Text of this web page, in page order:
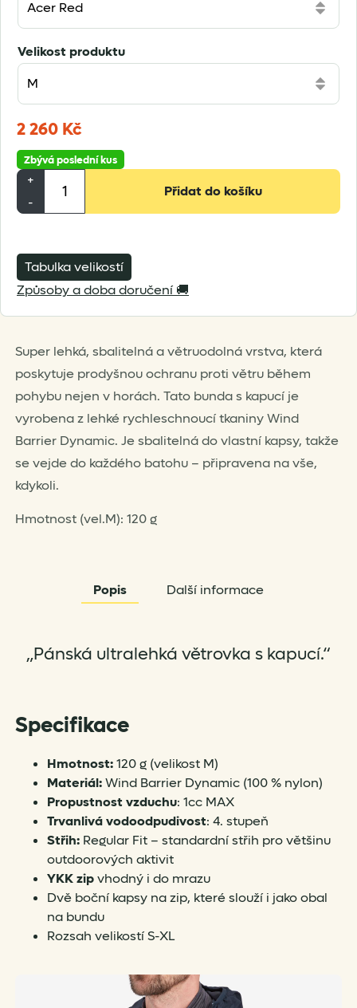
Super lehká, sbalitelná a větruodolná vrstva, která
poskytuje prodyšnou ochranu proti větru během
pohybu nejen v horách. Tato bunda s kapucí je
vyrobena z lehké rychleschnoucí tkaniny Wind
Barrier Dynamic. Je sbalitelná do vlastní kapsy, takže
se vejde do každého batohu – připravena na vše,
kdykoli.
Velikost produktu
2 260 Kč
Zbývá poslední kus
+
-
Featherlite
Jacket
množství
Přidat do košíku
Tabulka velikostí
Způsoby a doba doručení 🚚
Hmotnost (vel.M): 120 g
Popis Další informace
„Pánská ultralehká větrovka s kapucí.“
Specifikace
Hmotnost:120 g (velikost M)
Materiál:Wind Barrier Dynamic (100 % nylon)
Propustnost vzduchu: 1cc MAX
Trvanlivá vodoodpudivost: 4. stupeň
Střih:Regular Fit – standardní střih pro většinu
outdoorových aktivit
YKK zipvhodný i do mrazu
Dvě boční kapsy na zip, které slouží i jako obal
na bundu
Rozsah velikostí S-XL